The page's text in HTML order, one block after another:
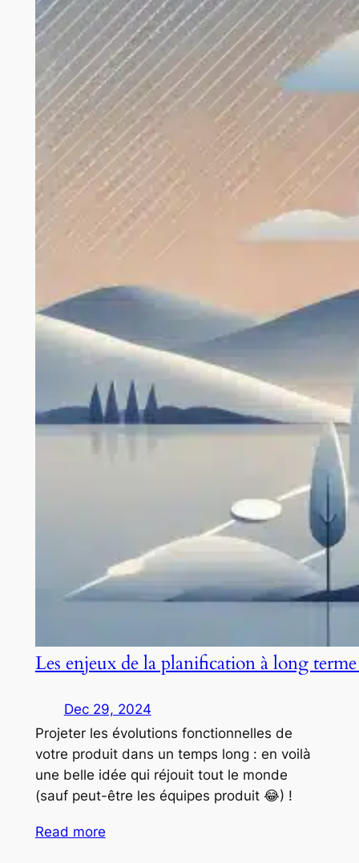
Les enjeux de la planification à long
Dec 29, 2024
Projeter les évolutions fonctionnelles de
votre produit dans un temps long : en voilà
une belle idée qui réjouit tout le monde
(sauf peut-être les équipes produit 😂) !
Read more